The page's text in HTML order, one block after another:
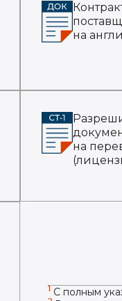
на
на
1 С полным